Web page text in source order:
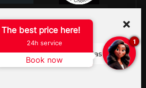
Ver preferências
The best price here!
24h service
Book now
1